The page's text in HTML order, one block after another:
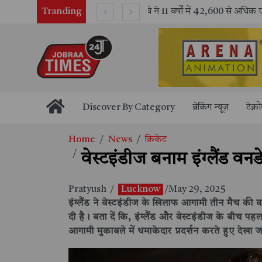
Tranding भारतीय रेलवे ने 11 वर्षों में 42,600 से अधिक एलएचबी कोचों का निर्माण कर आधुनिक रेल यात्रा को और सुरक्षित बनाया
Discover By Category ब्रेकिंग न्यूज़
Home News क्रिकेट
वेस्टइंडीज बनाम इंग्लैंड
Pratyush / Lucknow /May 29, 2025
इंग्लैंड ने वेस्टइंडीज के खिलाफ आगामी तीन मैच की
दी है। बता दें कि, इंग्लैंड और वेस्टइंडीज के बीच
आगामी मुकाबले में धमाकेदार प्रदर्शन करते हुए देखा